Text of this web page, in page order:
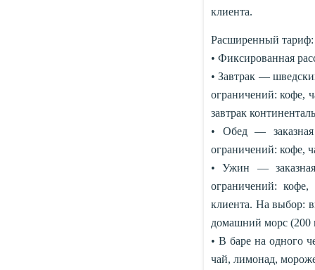
клиента.
Расширенный тариф:
• Фиксированная
• Завтрак —
ограничений: кофе,
завтрак
• Обед —
ограничений: кофе,
• Ужин —
ограничений:
клиента. На выбор:
домашний морс (200
• В баре на одного
чай, лимонад,